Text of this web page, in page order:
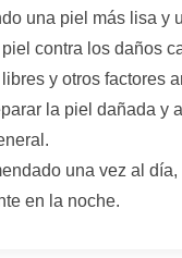
una piel más lisa y
contra los daños
y otros factores
la piel dañada y
una vez al día,
en la noche.